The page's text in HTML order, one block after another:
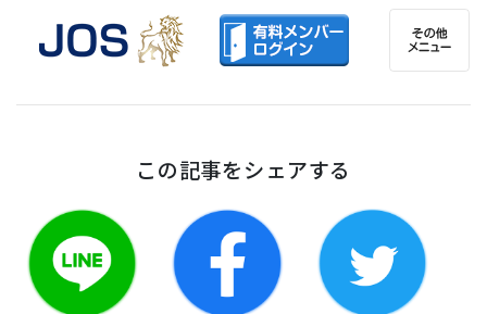
この記事をシェアする